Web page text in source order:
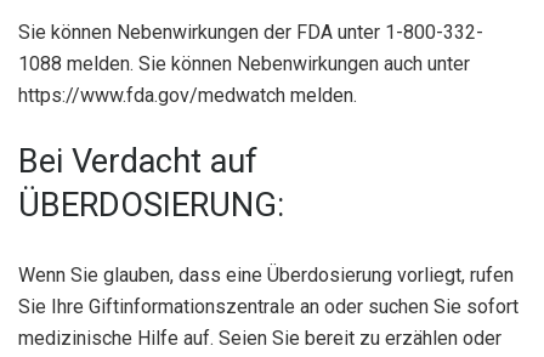
Sie können Nebenwirkungen der FDA unter 1-800-332-
1088 melden. Sie können Nebenwirkungen auch unter
https://www.fda.gov/medwatch melden.
Bei Verdacht auf
ÜBERDOSIERUNG:
Wenn Sie glauben, dass eine Überdosierung vorliegt, rufen
Sie Ihre Giftinformationszentrale an oder suchen Sie sofort
medizinische Hilfe auf. Seien Sie bereit zu erzählen oder